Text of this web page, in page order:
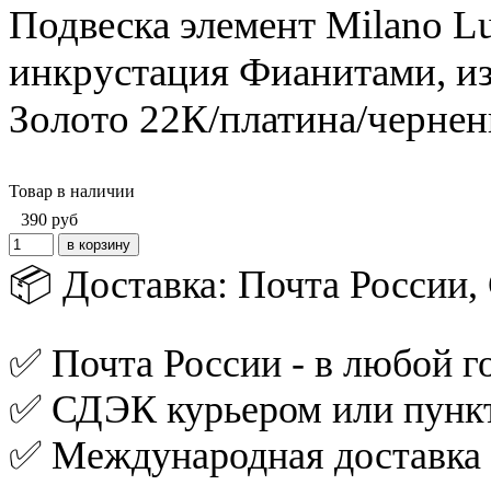
Подвеска элемент Milano
инкрустация Фианитами,
Золото 22К/платина/
Товар в наличии
390 руб
📦 Доставка: Почта
✅ Почта России - в любой
✅ СДЭК курьером или
✅ Международная